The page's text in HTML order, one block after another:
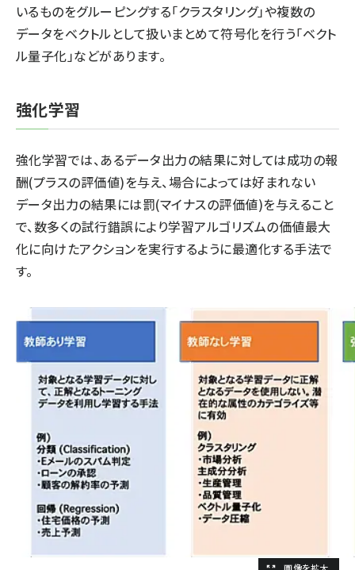
いるものをグルーピングする「クラスタリング」や複数の
データをベクトルとして扱いまとめて符号化を行う「ベクト
ル量子化」などがあります。
強化学習
強化学習では、あるデータ出力の結果に対しては成功の報
酬(プラスの評価値)を与え、場合によっては好まれない
データ出力の結果には罰(マイナスの評価値)を与えること
で、数多くの試行錯誤により学習アルゴリズムの価値最大
化に向けたアクションを実行するように最適化する手法で
す。